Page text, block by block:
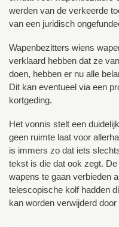
werden van de verkeerde
van een juridisch
Wapenbezitters wiens
verklaard hebben dat ze
doen, hebben er nu alle
Dit kan eventueel via een
kortgeding.
Het vonnis stelt een
geen ruimte laat voor
is immers zo dat iets
tekst is die dat ook zegt.
wapens te gaan verbieden
telescopische kolf hadden
kan worden verwijderd